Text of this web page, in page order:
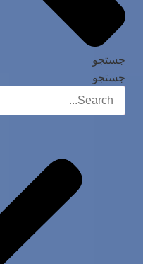
جستجو
جستجو